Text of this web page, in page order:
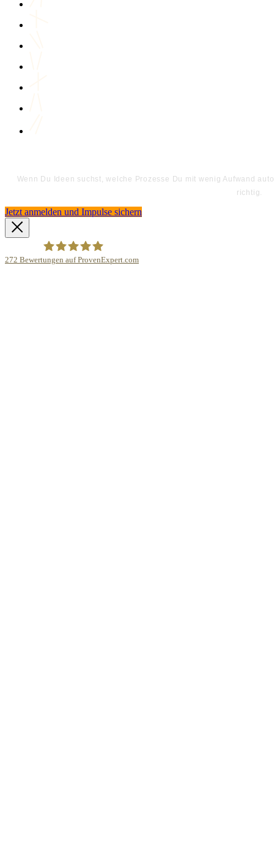
Wenn Du Ideen suchst, welche Prozesse Du mit wenig Aufwand
richtig.
Jetzt anmelden und Impulse sichern
272 Bewertungen auf ProvenExpert.com